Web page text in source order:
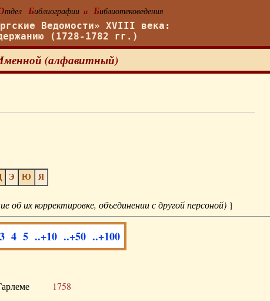
тдел Библиографии и Библиотековедения
Ведомости» XVIII века:
(1728-1782 гг.)
(алфавитный)
Э Ю Я
их корректировке, объединении с другой персоной) }
3 4 5 ..+10 ..+50 ..+100
Гарлеме 1758